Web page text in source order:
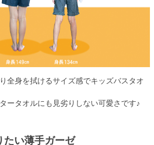
全身を拭けるサイズ感でキッズバスタオ
ータオルにも見劣りしない可愛さです♪
たい薄手ガーゼ